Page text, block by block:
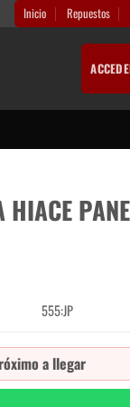
Inicio Repuestos
HIACE
555:JP
a llegar